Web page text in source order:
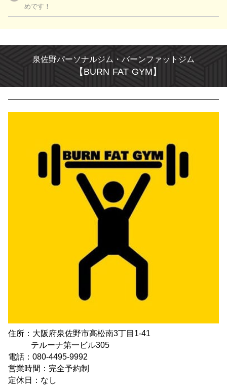
めです！
泉佐野パーソナルジム・バーンファットジム
【BURN FAT GYM】
住所：大阪府泉佐野市高松南3丁目1-41
テルーナ第一ビル305
電話：080-4495-9992
営業時間：完全予約制
定休日：なし